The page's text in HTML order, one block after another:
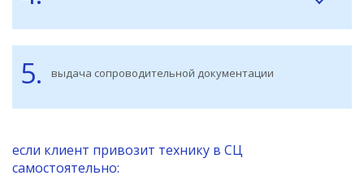
5. выдача сопроводительной документации
если клиент привозит технику в СЦ
самостоятельно: